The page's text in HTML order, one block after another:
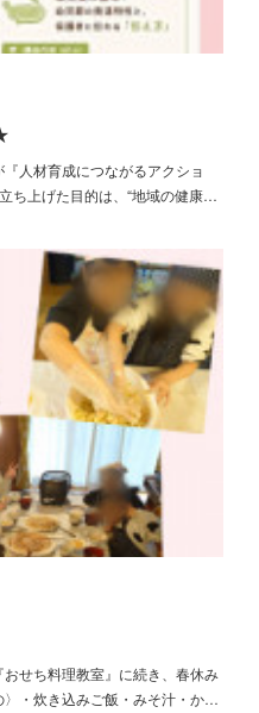
人材育成につながるアクショ
ち上げた目的は、“地域の健康…
せち料理教室』に続き、春休み
〉・炊き込みご飯・みそ汁・か…